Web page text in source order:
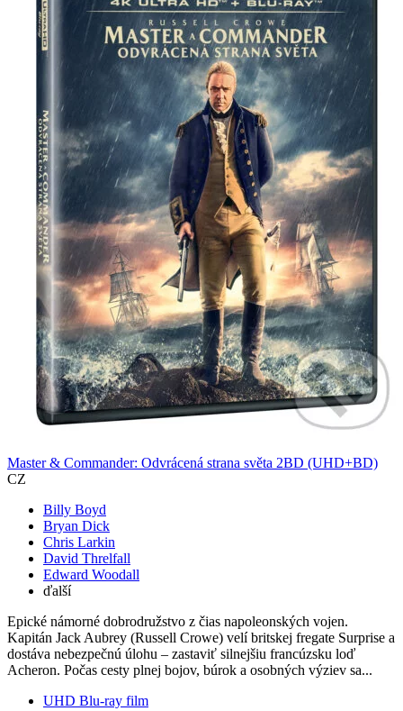
Master & Commander: Odvrácená strana světa 2BD (UHD+BD)
CZ
Billy Boyd
Bryan Dick
Chris Larkin
David Threlfall
Edward Woodall
ďalší
Epické námorné dobrodružstvo z čias napoleonských vojen.
Kapitán Jack Aubrey (Russell Crowe) velí britskej fregate Surprise a
dostáva nebezpečnú úlohu – zastaviť silnejšiu francúzsku loď
Acheron. Počas cesty plnej bojov, búrok a osobných výziev sa...
UHD Blu-ray film